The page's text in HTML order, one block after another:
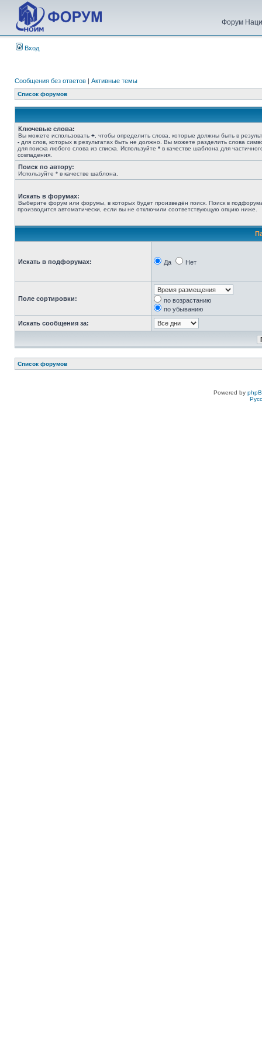
Форум
Вход
Сообщения без ответов | Активные темы
Список форумов
Ключевые слова:
Вы можете использовать + , чтобы определить слова, которые должны быть в
- для слов, которых в результатах быть не должно. Вы можете разделить слова
для поиска любого слова из списка. Используйте * в качестве шаблона для
совпадения.
Поиск по автору:
Используйте * в качестве шаблона.
Искать в форумах:
Выберите форум или форумы, в которых будет произведён поиск. Поиск в
производится автоматически, если вы не отключили соответствующую опцию ниже.
Искать в подфорумах: Да Нет
Поле сортировки:
по возрастанию
по убыванию
Искать сообщения за:
Список форумов
Powered by